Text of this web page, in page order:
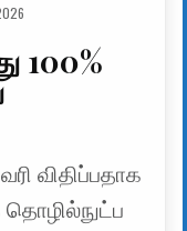
DATE:
100%
விதிப்பதாக
தொழில்நுட்ப